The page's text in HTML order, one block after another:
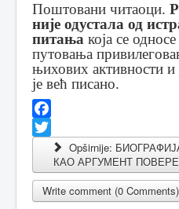
Поштовани читаоци.
није одустала од
питања која се
путовања
њихових активности и
је већ писано.
Facebook
Twitter Opširnije:
КАО АРГУМЕНТ
Write comment (0 Comments)